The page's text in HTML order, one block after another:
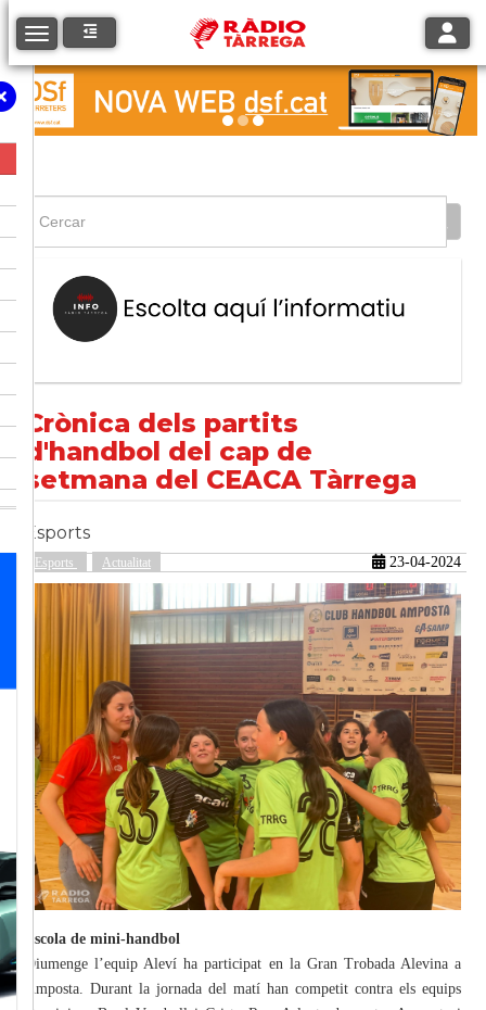
Toggle navigation
Crònica dels partits
d'handbol del cap de
setmana del CEACA Tàrrega
Esports
Esports Actualitat 23-04-2024
Escola de mini-handbol
Diumenge l’equip Aleví ha participat en la Gran Trobada Alevina a
Amposta. Durant la jornada del matí han competit contra els equips